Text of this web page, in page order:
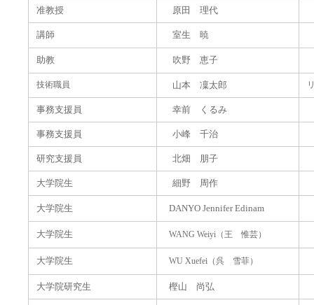
准教授 原田 理代
講師 室生 暁
助教 吹野 恵子
技術職員 山本 凜太郎
事務支援員 幸前 くるみ
事務支援員 小峰 千治
研究支援員 北畑 朋子
大学院生 細野 周作
大学院生 DANYO Jennifer Edinam
大学院生 WANG Weiyi（王 惟芸）
大学院生 WU Xuefei（呉 雪菲）
大学院研究生 樫山 尚弘